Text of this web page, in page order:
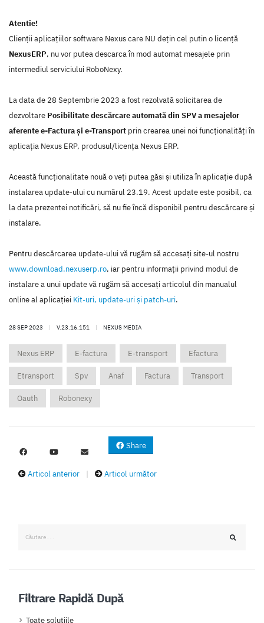
Atentie!
Clienții aplicațiilor software Nexus care NU dețin cel putin o licență
NexusERP, nu vor putea descarca în mod automat mesajele prin
intermediul serviciului RoboNexy.
La data de 28 Septembrie 2023 a fost rezolvată solicitarea de
dezvoltare Posibilitate descărcare automată din SPV a mesajelor
aferente e-Factura și e-Transport prin crearea unei noi funcţionalităţi în
aplicaţia Nexus ERP, produsul/licenţa Nexus ERP.
Această funcţionalitate nouă o veţi putea găsi şi utiliza în aplicaţie după
instalarea update-ului cu numărul 23.19. Acest update este posibil, ca
la data prezentei notificări, să nu fie încă disponibil pentru descărcare şi
instalare.
Pentru descărcarea update-ului vă rugăm să accesaţi site-ul nostru
www.download.nexuserp.ro, iar pentru informaţii privind modul de
instalare a unui update vă rugăm să accesaţi articolul din manualul
online al aplicaţiei Kit-uri, update-uri şi patch-uri.
28 SEP 2023 | V.23.16.151 | NEXUS MEDIA
Nexus ERP E-factura E-transport Efactura
Etransport Spv Anaf Factura Transport
Oauth Robonexy
Share
Articol anterior | Articol următor
Filtrare Rapidă După
Toate solutiile